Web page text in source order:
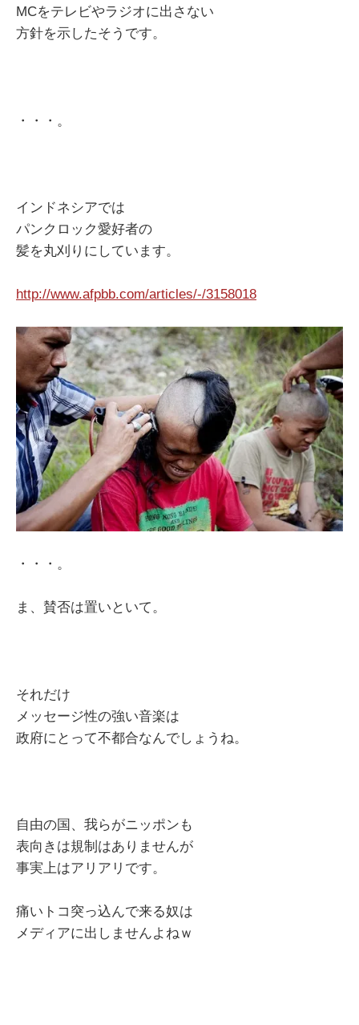
MCをテレビやラジオに出さない
方針を示したそうです。
・・・。
インドネシアでは
パンクロック愛好者の
髪を丸刈りにしています。
http://www.afpbb.com/articles/-/3158018
・・・。
ま、賛否は置いといて。
それだけ
メッセージ性の強い音楽は
政府にとって不都合なんでしょうね。
自由の国、我らがニッポンも
表向きは規制はありませんが
事実上はアリアリです。
痛いトコ突っ込んで来る奴は
メディアに出しませんよねｗ